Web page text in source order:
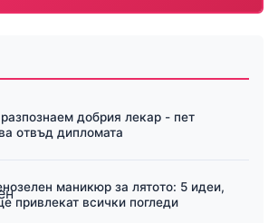
добрия лекар - пет
отвъд дипломата
маникюр за лятото: 5 идеи,
привлекат всички погледи